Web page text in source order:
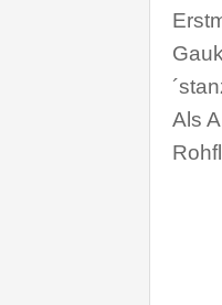
Als